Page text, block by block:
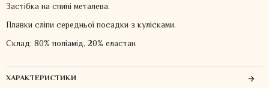
Застібка на спині металева.
Плавки сліпи середньої посадки з кулісками.
Склад: 80% поліамід, 20% еластан
ХАРАКТЕРИСТИКИ